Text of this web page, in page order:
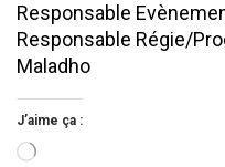
Responsable
Responsable Régie/
Maladho
J’aime ça :
Chargement…